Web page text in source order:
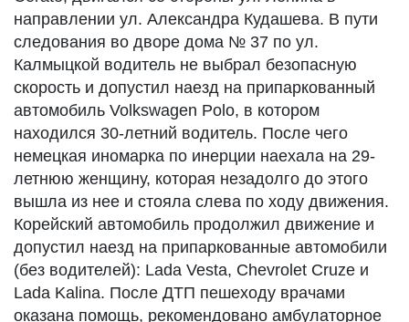
направлении ул. Александра Кудашева. В пути
следования во дворе дома № 37 по ул.
Калмыцкой водитель не выбрал безопасную
скорость и допустил наезд на припаркованный
автомобиль Volkswagen Polo, в котором
находился 30-летний водитель. После чего
немецкая иномарка по инерции наехала на 29-
летнюю женщину, которая незадолго до этого
вышла из нее и стояла слева по ходу движения.
Корейский автомобиль продолжил движение и
допустил наезд на припаркованные автомобили
(без водителей): Lada Vesta, Chevrolet Cruze и
Lada Kalina. После ДТП пешеходу врачами
оказана помощь, рекомендовано амбулаторное